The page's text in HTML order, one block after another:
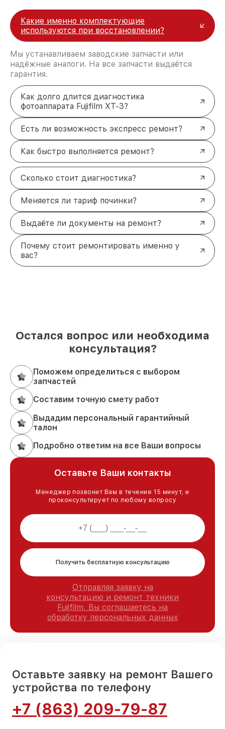
Какие именно комплектующие
используются при восстановлении?
Мы устанавливаем заводские запчасти или
надёжные аналоги. На все запчасти выдаётся
гарантия.
Как долго длится диагностика
фотоаппарата Fujifilm XT-3?
Есть ли возможность экспресс ремонт?
Как быстро выполняется ремонт?
Сколько стоит диагностика?
Меняется ли тариф починки?
Выдаёте ли документы на ремонт?
Почему стоит ремонтировать именно у
вас?
Остался вопрос или необходима
консультация?
Поможем определиться с выбором
запчастей
Составим точную смету работ
Выдадим персональный гарантийный
талон
Подробно ответим на все Ваши вопросы
Оставьте Ваши контакты
Менеджер позвонит Вам в течение 15 минут, и
проконсультирует по любому вопросу
Получить бесплатную консультацию
Отправляя заявку на
консультацию и ремонт техники
Fujifilm, Вы соглашаетесь на
обработку персональных данных
Оставьте заявку на ремонт Вашего
устройства по телефону
+7 (863) 209-79-87